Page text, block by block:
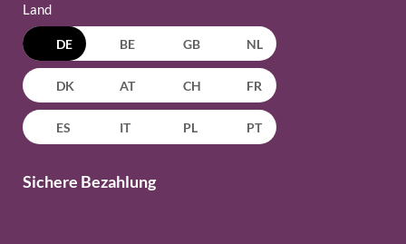
Land
DE BE GB NL
DK AT CH FR
ES IT PL PT
Sichere Bezahlung